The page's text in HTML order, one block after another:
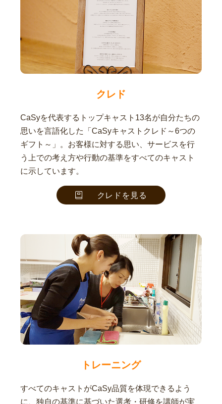
クレド
CaSyを代表するトップキャスト13名が自分たちの
思いを言語化した「CaSyキャストクレド～6つの
ギフト～」。お客様に対する思い、サービスを行
う上での考え方や行動の基準をすべてのキャスト
に示しています。
クレドを見る
トレーニング
すべてのキャストがCaSy品質を体現できるよう
に、独自の基準に基づいた選考・研修を講師が実